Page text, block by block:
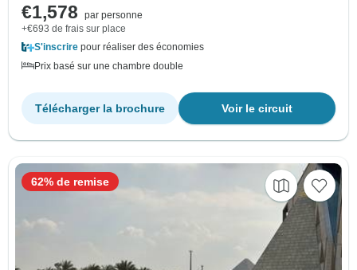
€1,578
par personne
+€693 de frais sur place
S'inscrire pour réaliser des économies
Prix basé sur une chambre double
Voir le circuit
Télécharger la brochure
62% de remise